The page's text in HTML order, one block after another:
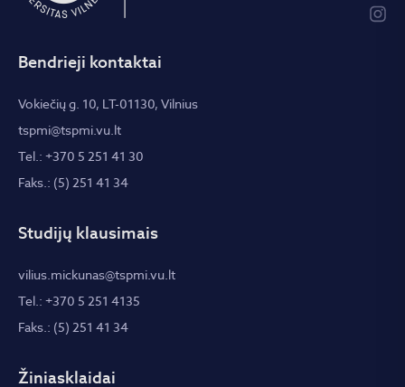
Bendrieji kontaktai
Vokiečių g. 10, LT-01130, Vilnius
tspmi@tspmi.vu.lt
Tel.: +370 5 251 41 30
Faks.: (5) 251 41 34
Studijų klausimais
vilius.mickunas@tspmi.vu.lt
Tel.: +370 5 251 4135
Faks.: (5) 251 41 34
Žiniasklaidai